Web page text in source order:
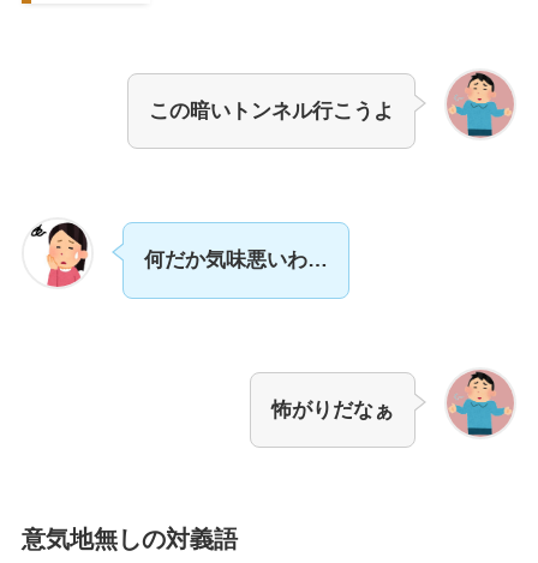
この暗いトンネル行こうよ
何だか気味悪いわ…
怖がりだなぁ
意気地無しの対義語